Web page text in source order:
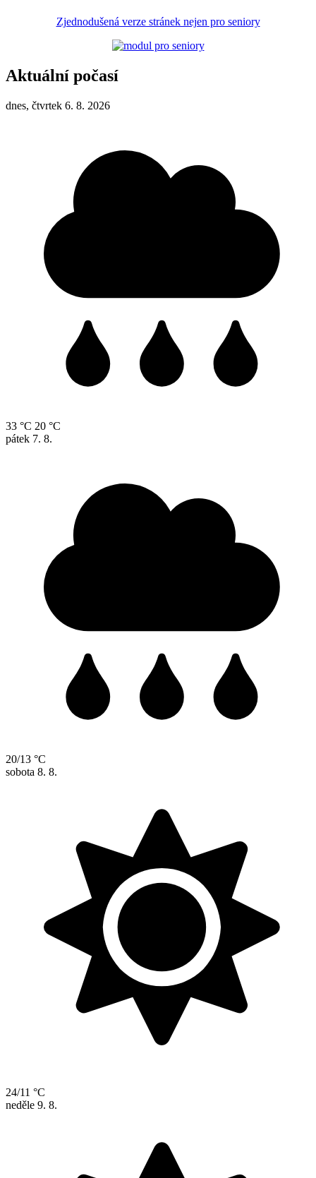
Zjednodušená verze stránek nejen pro seniory
Aktuální počasí
dnes, čtvrtek 6. 8. 2026
33 °C 20 °C
pátek 7. 8.
20/13 °C
sobota 8. 8.
24/11 °C
neděle 9. 8.